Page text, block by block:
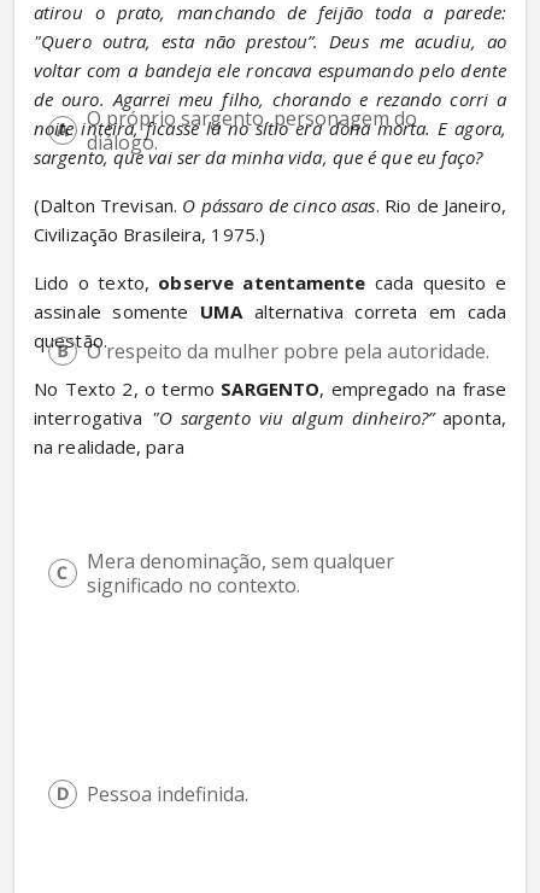
atirou o prato, manchando de feijão toda a parede:
"Quero outra, esta não prestou”. Deus me acudiu, ao
voltar com a bandeja ele roncava espumando pelo dente
de ouro. Agarrei meu filho, chorando e rezando corri a
noite inteira, ficasse lá no sítio era dona morta. E agora,
sargento, que vai ser da minha vida, que é que eu faço?
(Dalton Trevisan. O pássaro de cinco asas. Rio de Janeiro,
Civilização Brasileira, 1975.)
Lido o texto, observe atentamente cada quesito e
assinale somente UMA alternativa correta em cada
questão.
No Texto 2, o termo SARGENTO, empregado na frase
interrogativa "O sargento viu algum dinheiro?” aponta,
na realidade, para
O próprio sargento, personagem do
diálogo.
O respeito da mulher pobre pela autoridade.
Mera denominação, sem qualquer
significado no contexto.
Pessoa indefinida.